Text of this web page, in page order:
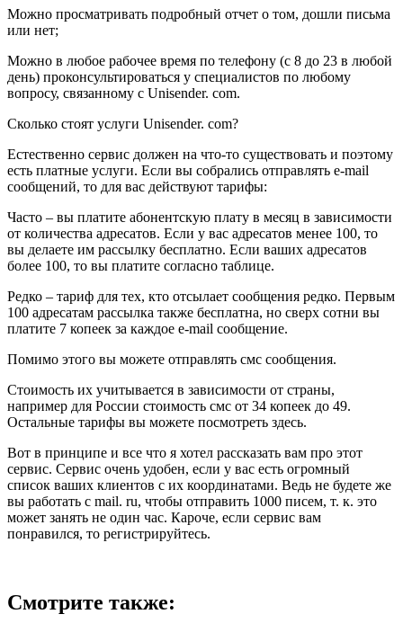
Можно просматривать подробный отчет о том, дошли письма
или нет;
Можно в любое рабочее время по телефону (с 8 до 23 в любой
день) проконсультироваться у специалистов по любому
вопросу, связанному с Unisender. com.
Сколько стоят услуги Unisender. com?
Естественно сервис должен на что-то существовать и поэтому
есть платные услуги. Если вы собрались отправлять e-mail
сообщений, то для вас действуют тарифы:
Часто – вы платите абонентскую плату в месяц в зависимости
от количества адресатов. Если у вас адресатов менее 100, то
вы делаете им рассылку бесплатно. Если ваших адресатов
более 100, то вы платите согласно таблице.
Редко – тариф для тех, кто отсылает сообщения редко. Первым
100 адресатам рассылка также бесплатна, но сверх сотни вы
платите 7 копеек за каждое e-mail сообщение.
Помимо этого вы можете отправлять смс сообщения.
Стоимость их учитывается в зависимости от страны,
например для России стоимость смс от 34 копеек до 49.
Остальные тарифы вы можете посмотреть здесь.
Вот в принципе и все что я хотел рассказать вам про этот
сервис. Сервис очень удобен, если у вас есть огромный
список ваших клиентов с их координатами. Ведь не будете же
вы работать с mail. ru, чтобы отправить 1000 писем, т. к. это
может занять не один час. Кароче, если сервис вам
понравился, то регистрируйтесь.
Смотрите также: